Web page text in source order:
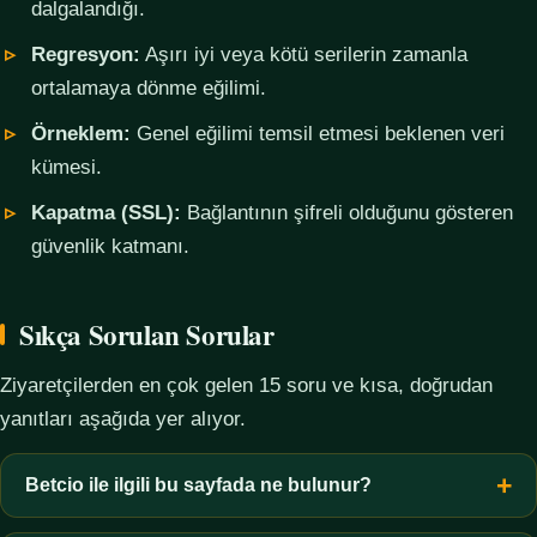
dalgalandığı.
Regresyon: Aşırı iyi veya kötü serilerin zamanla
ortalamaya dönme eğilimi.
Örneklem: Genel eğilimi temsil etmesi beklenen veri
kümesi.
Kapatma (SSL): Bağlantının şifreli olduğunu gösteren
güvenlik katmanı.
Sıkça Sorulan Sorular
Ziyaretçilerden en çok gelen 15 soru ve kısa, doğrudan
yanıtları aşağıda yer alıyor.
Betcio ile ilgili bu sayfada ne bulunur?
Bu sayfada yalnızca kavramsal bilgi, terim açıklamaları, veri